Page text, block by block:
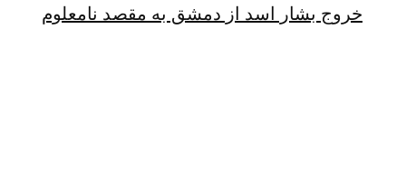
خروج بشار اسد از دمشق به مقصد نامعلوم